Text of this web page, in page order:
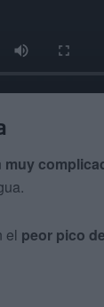
muy
el peor pico